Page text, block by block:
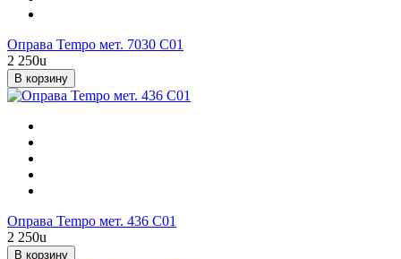
Оправа Tempo мет. 7030 С01
2 250u
В корзину
Оправа Tempo мет. 436 C01
2 250u
В корзину